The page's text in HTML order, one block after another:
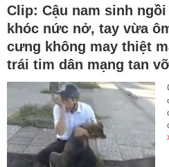
Clip: Cậu nam sinh
khóc nức nở, tay vừa
cưng không may thiệt
trái tim dân mạng tan